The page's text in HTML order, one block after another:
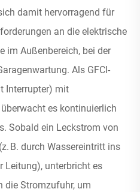
damit hervorragend für
an die elektrische
im Außenbereich, bei der
Als GFCI-
Interrupter) mit
es kontinuierlich
Sobald ein Leckstrom von
B. durch Wassereintritt ins
Leitung), unterbricht es
die Stromzufuhr, um